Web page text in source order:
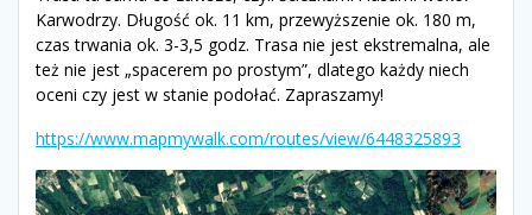
Karwodrzy. Długość ok. 11 km, przewyższenie ok. 180 m,
czas trwania ok. 3-3,5 godz. Trasa nie jest ekstremalna, ale
też nie jest „spacerem po prostym”, dlatego każdy niech
oceni czy jest w stanie podołać. Zapraszamy!
https://www.mapmywalk.com/routes/view/6448325893